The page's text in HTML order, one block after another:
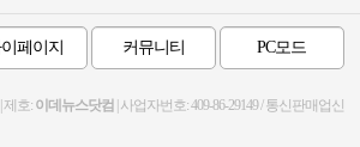
페이지 커뮤니티 PC모드
제호: 이데뉴스닷컴 | 사업자번호: 409-86-29149 / 통신판매업신